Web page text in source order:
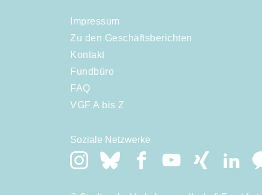
Impressum
Zu den Geschäftsberichten
Kontakt
Fundbüro
FAQ
VGF A bis Z
Soziale Netzwerke